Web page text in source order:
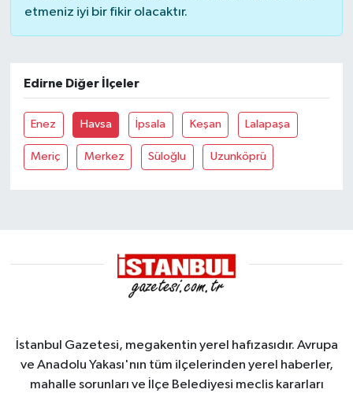
etmeniz iyi bir fikir olacaktır.
Edirne Diğer İlçeler
Enez Havsa İpsala Keşan Lalapaşa
Meriç Merkez Süloğlu Uzunköprü
İstanbul Gazetesi, megakentin yerel hafızasıdır. Avrupa
ve Anadolu Yakası'nın tüm ilçelerinden yerel haberler,
mahalle sorunları ve İlçe Belediyesi meclis kararları